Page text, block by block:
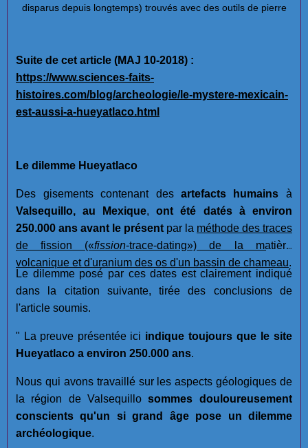
disparus depuis longtemps) trouvés avec des outils de pierre
Suite de cet article (MAJ 10-2018) :
https://www.sciences-faits-
histoires.com/blog/archeologie/le-mystere-mexicain-
est-aussi-a-hueyatlaco.html
Le dilemme Hueyatlaco
Des gisements contenant des artefacts humains à
Valsequillo, au Mexique, ont été datés à environ
250.000 ans avant le présent par la méthode des traces
de fission («fission-trace-dating») de la matière
volcanique et d'uranium des os d'un bassin de chameau.
Le dilemme posé par ces dates est clairement indiqué
dans la citation suivante, tirée des conclusions de
l'article soumis.
" La preuve présentée ici indique toujours que le site
Hueyatlaco a environ 250.000 ans.
Nous qui avons travaillé sur les aspects géologiques de
la région de Valsequillo sommes douloureusement
conscients qu'un si grand âge pose un dilemme
archéologique.